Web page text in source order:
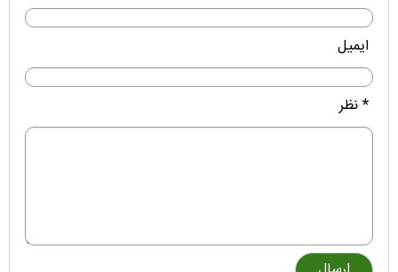
ایمیل
* نظر